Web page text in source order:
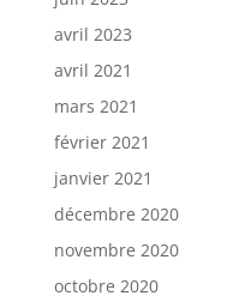
avril 2023
avril 2021
mars 2021
février 2021
janvier 2021
décembre 2020
novembre 2020
octobre 2020